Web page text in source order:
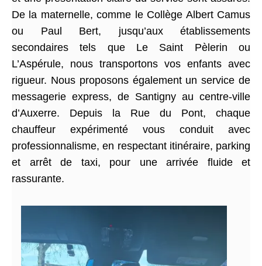
De la maternelle, comme le Collège Albert Camus
ou Paul Bert, jusqu’aux établissements
secondaires tels que Le Saint Pèlerin ou
L’Aspérule, nous transportons vos enfants avec
rigueur. Nous proposons également un service de
messagerie express, de Santigny au centre-ville
d’Auxerre. Depuis la Rue du Pont, chaque
chauffeur expérimenté vous conduit avec
professionnalisme, en respectant itinéraire, parking
et arrêt de taxi, pour une arrivée fluide et
rassurante.